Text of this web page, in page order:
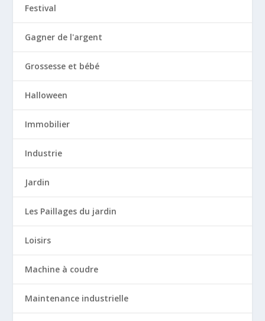
Festival
Gagner de l'argent
Grossesse et bébé
Halloween
Immobilier
Industrie
Jardin
Les Paillages du jardin
Loisirs
Machine à coudre
Maintenance industrielle